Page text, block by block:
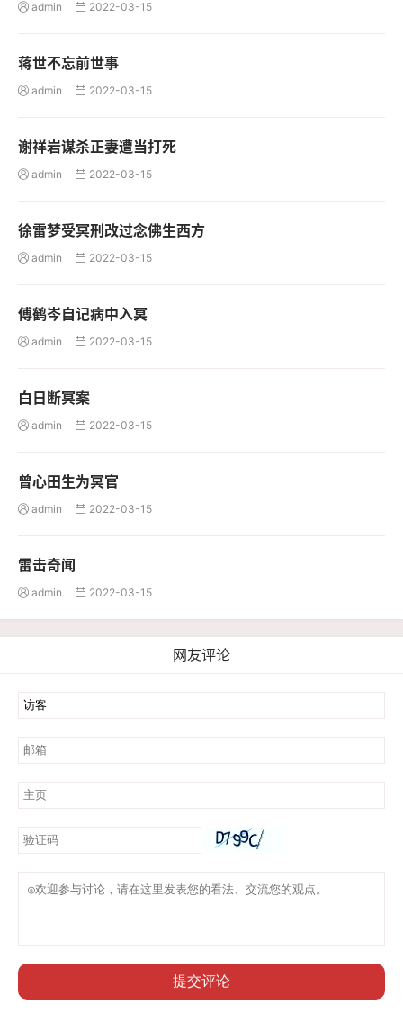
 admin  2022-03-15
蒋世不忘前世事
 admin  2022-03-15
谢祥岩谋杀正妻遭当打死
 admin  2022-03-15
徐雷梦受冥刑改过念佛生西方
 admin  2022-03-15
傅鹤岑自记病中入冥
 admin  2022-03-15
白日断冥案
 admin  2022-03-15
曾心田生为冥官
 admin  2022-03-15
雷击奇闻
 admin  2022-03-15
网友评论
提交评论